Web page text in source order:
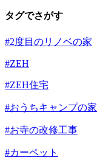
タグでさがす
#2度目のリノベの家
#ZEH
#ZEH住宅
#おうちキャンプの家
#お寺の改修工事
#カーペット